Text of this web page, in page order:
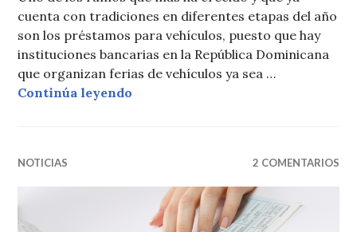
cuenta con tradiciones en diferentes etapas del año
son los préstamos para vehículos, puesto que hay
instituciones bancarias en la República Dominicana
que organizan ferias de vehículos ya sea …
Continúa leyendo
NOTICIAS 2 COMENTARIOS